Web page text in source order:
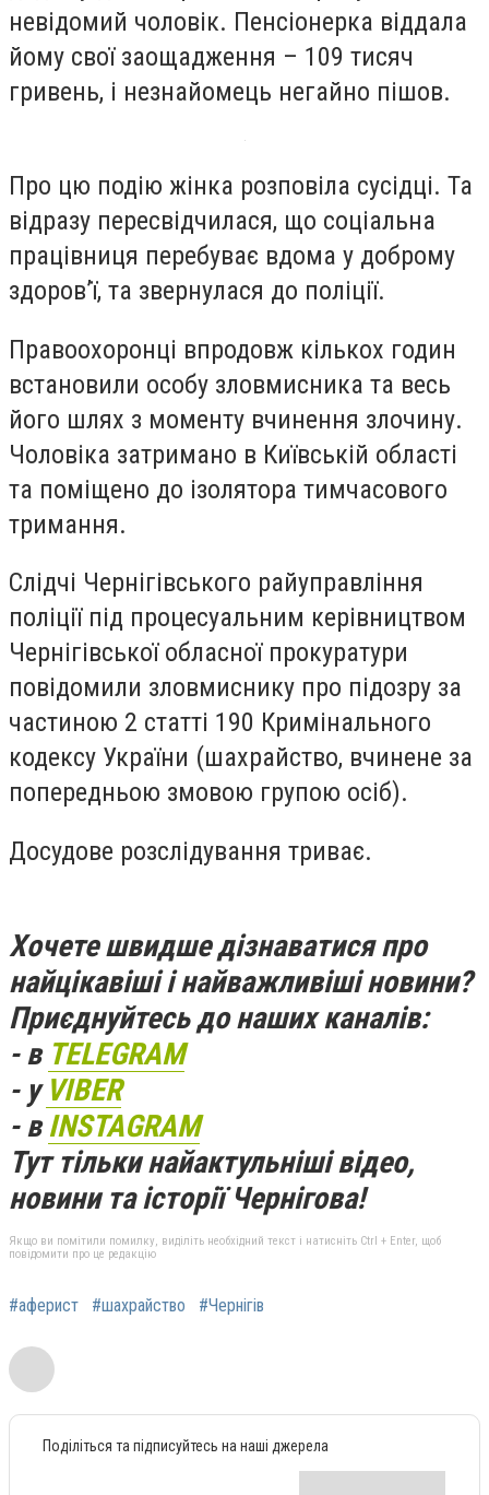
невідомий чоловік. Пенсіонерка віддала
йому свої заощадження – 109 тисяч
гривень, і незнайомець негайно пішов.
Про цю подію жінка розповіла сусідці. Та
відразу пересвідчилася, що соціальна
працівниця перебуває вдома у доброму
здоров’ї, та звернулася до поліції.
Правоохоронці впродовж кількох годин
встановили особу зловмисника та весь
його шлях з моменту вчинення злочину.
Чоловіка затримано в Київській області
та поміщено до ізолятора тимчасового
тримання.
Слідчі Чернігівського райуправління
поліції під процесуальним керівництвом
Чернігівської обласної прокуратури
повідомили зловмиснику про підозру за
частиною 2 статті 190 Кримінального
кодексу України (шахрайство, вчинене за
попередньою змовою групою осіб).
Досудове розслідування триває.
Хочете швидше дізнаватися про
найцікавіші і найважливіші новини?
Приєднуйтесь до наших каналів:
- в TELEGRAM
- у VIBER
- вINSTAGRAM
Тут тільки найактульніші відео,
новини та історії Чернігова!
Якщо ви помітили помилку, виділіть необхідний текст і натисніть Ctrl + Enter, щоб
повідомити про це редакцію
#аферист #шахрайство #Чернігів
Поділіться та підписуйтесь на наші джерела